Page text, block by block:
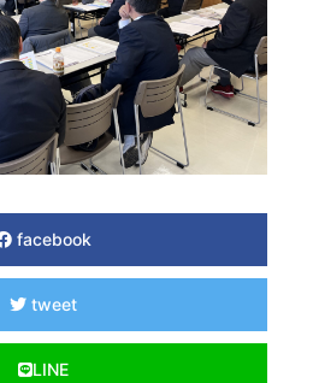
facebook
tweet
LINE